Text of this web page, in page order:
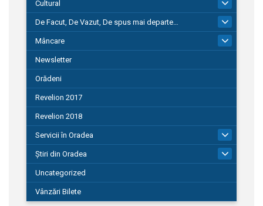
Cultural
De Facut, De Vazut, De spus mai departe…
580
Mâncare
Newsletter
Orădeni
Revelion 2017
Revelion 2018
Servicii în Oradea
Știri din Oradea
Uncategorized
Vânzări Bilete